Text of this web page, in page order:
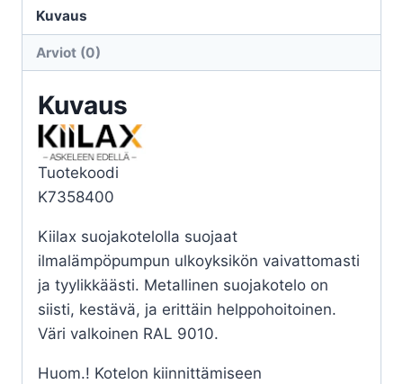
VALKOINEN
RAL9010
määrä
Kuvaus
Arviot (0)
Kuvaus
Tuotekoodi
K7358400
Kiilax suojakotelolla suojaat
ilmalämpöpumpun ulkoyksikön vaivattomasti
ja tyylikkäästi. Metallinen suojakotelo on
siisti, kestävä, ja erittäin helppohoitoinen.
Väri valkoinen RAL 9010.
Huom.! Kotelon kiinnittämiseen